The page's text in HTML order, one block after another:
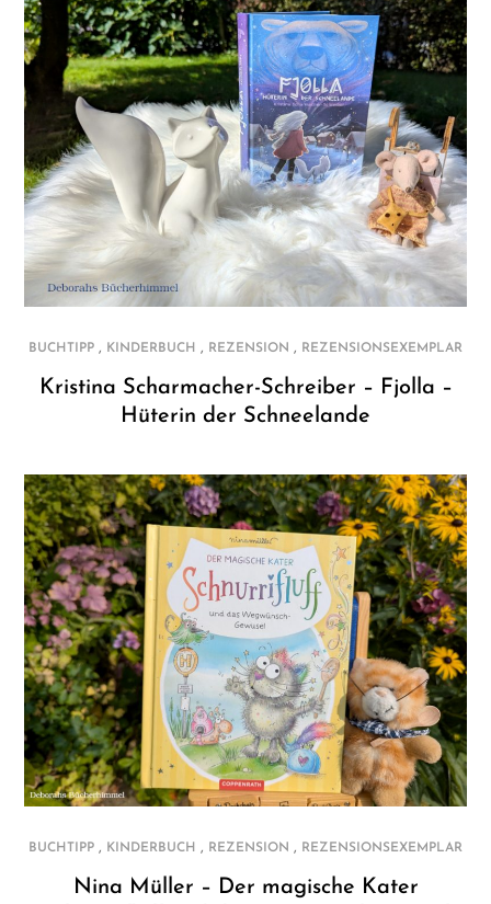
BUCHTIPP , KINDERBUCH , REZENSION , REZENSIONSEXEMPLAR
Kristina Scharmacher-Schreiber – Fjolla –
Hüterin der Schneelande
BUCHTIPP , KINDERBUCH , REZENSION , REZENSIONSEXEMPLAR
Nina Müller – Der magische Kater